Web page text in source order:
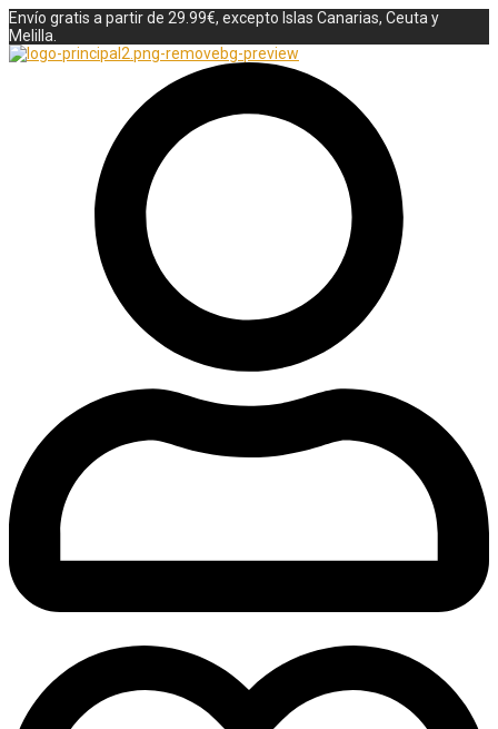
Envío gratis a partir de 29.99€, excepto Islas Canarias, Ceuta y
Melilla.